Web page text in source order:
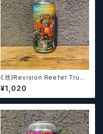
《池》Revision Reefer Truck
/ リーファー トラック【クラフトビ
ール】
¥1,020